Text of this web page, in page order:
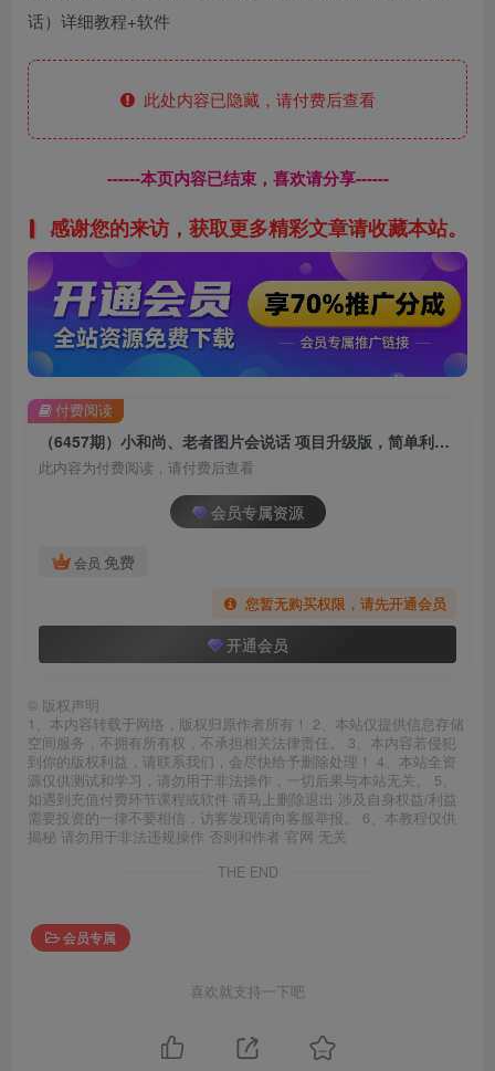
话）详细教程+软件
此处内容已隐藏，请付费后查看
------本页内容已结束，喜欢请分享------
感谢您的来访，获取更多精彩文章请收藏本站。
（6457期）小和尚、老者图片会说话 项目升级版，简单利用图片制作视频，快速起号
此内容为付费阅读，请付费后查看
会员专属资源
会员 免费
您暂无购买权限，请先开通会员
开通会员
付费阅读
© 版权声明
1、本内容转载于网络，版权归原作者所有！ 2、本站仅提供信息存储
空间服务，不拥有所有权，不承担相关法律责任。 3、本内容若侵犯
到你的版权利益，请联系我们，会尽快给予删除处理！ 4、本站全资
源仅供测试和学习，请勿用于非法操作，一切后果与本站无关。 5、
如遇到充值付费环节课程或软件 请马上删除退出 涉及自身权益/利益
需要投资的一律不要相信，访客发现请向客服举报。 6、本教程仅供
揭秘 请勿用于非法违规操作 否则和作者 官网 无关
THE END
会员专属
喜欢就支持一下吧